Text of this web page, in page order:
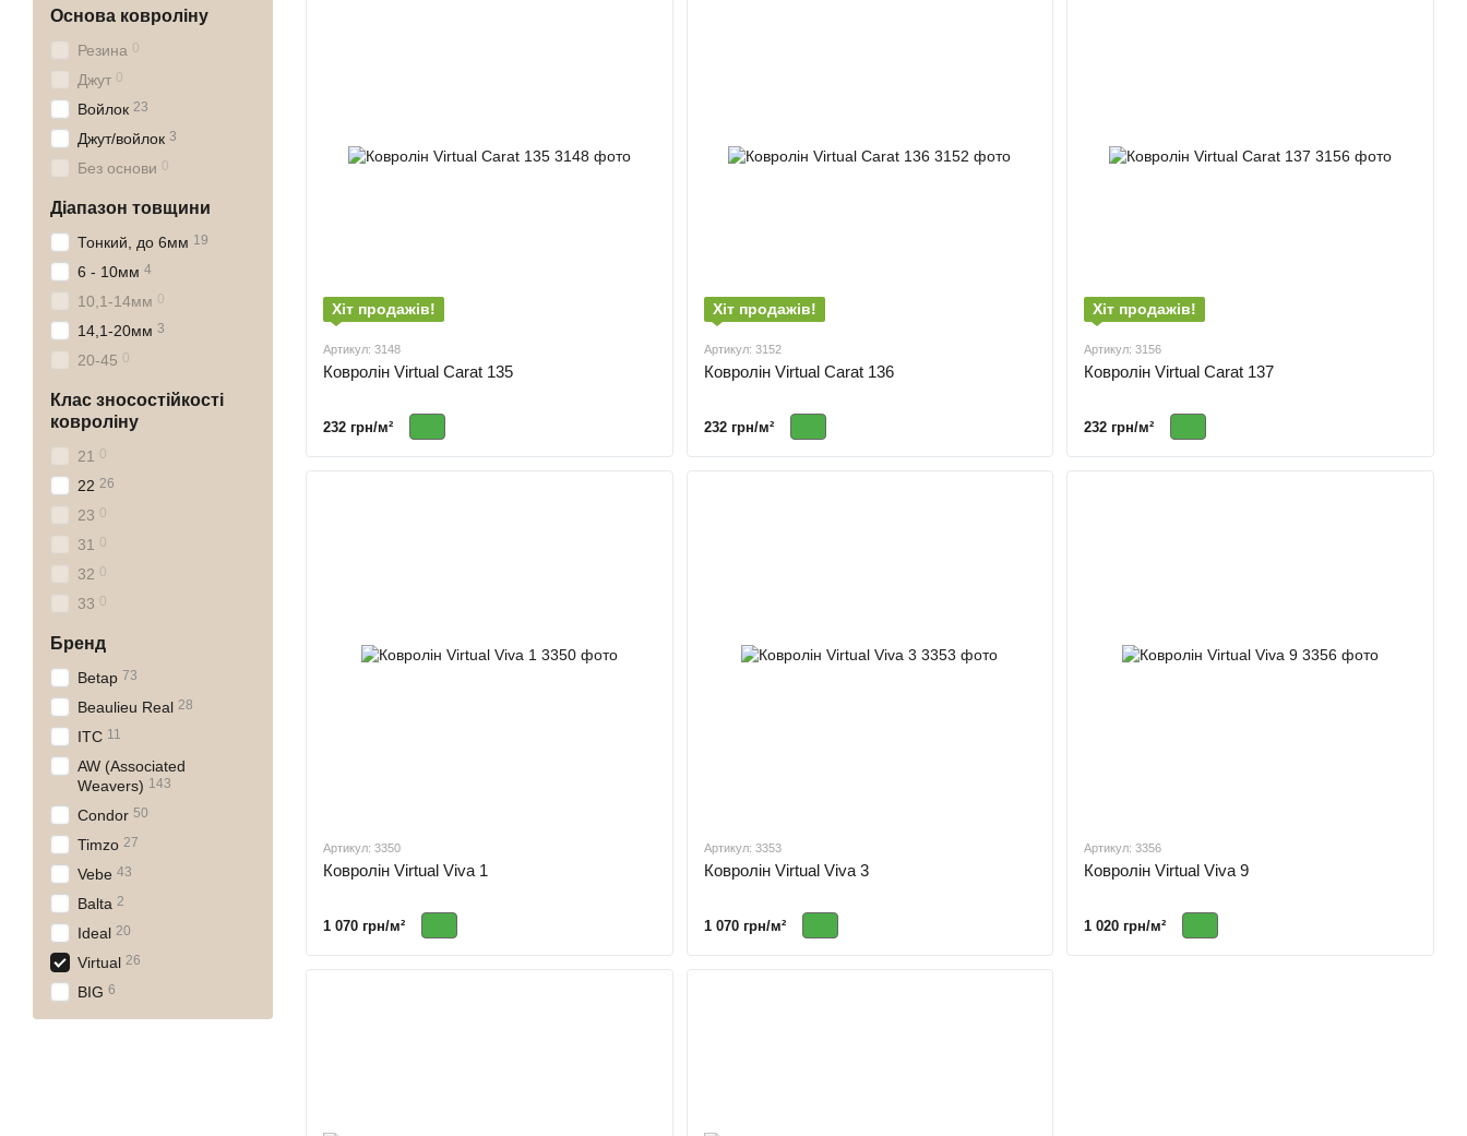
Хіт продажів!
Артикул: 3148
Ковролін Virtual Carat 135
232 грн/м²
Хіт продажів!
Артикул: 3152
Ковролін Virtual Carat 136
232 грн/м²
Хіт продажів!
Артикул: 3156
Ковролін Virtual Carat 137
232 грн/м²
Артикул: 3350
Ковролін Virtual Viva 1
1 070 грн/м²
Артикул: 3353
Ковролін Virtual Viva 3
1 070 грн/м²
Артикул: 3356
Ковролін Virtual Viva 9
1 020 грн/м²
Основа ковроліну
Резина 0
Джут 0
Войлок 23
Джут/войлок 3
Без основи 0
Діапазон товщини
Тонкий, до 6мм 19
6 - 10мм 4
10,1-14мм 0
14,1-20мм 3
20-45 0
Клас зносостійкості
ковроліну
21 0
22 26
23 0
31 0
32 0
33 0
Бренд
Betap 73
Beaulieu Real 28
ITC 11
AW (Associated
Weavers) 143
Condor 50
Timzo 27
Vebe 43
Balta 2
Ideal 20
Virtual 26
BIG 6